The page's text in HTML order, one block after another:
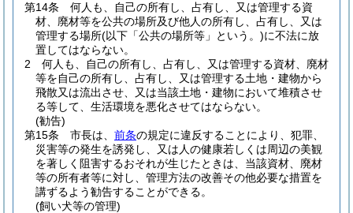
第14条
何人も、自己の所有し、占有し、又は管理する資
材、廃材等を公共の場所及び他人の所有し、占有し、又は
管理する場所(以下「公共の場所等」という。)に不法に放
置してはならない。
2
何人も、自己の所有し、占有し、又は管理する資材、廃材
等を自己の所有し、占有し、又は管理する土地・建物から
飛散又は流出させ、又は当該土地・建物において堆積させ
る等して、生活環境を悪化させてはならない。
(勧告)
第15条
市長は、 前条の規定に違反することにより、犯罪、
災害等の発生を誘発し、又は人の健康若しくは周辺の美観
を著しく阻害するおそれが生じたときは、当該資材、廃材
等の所有者等に対し、管理方法の改善その他必要な措置を
講ずるよう勧告することができる。
(飼い犬等の管理)